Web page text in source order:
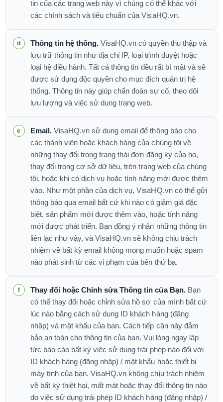
tin của các trang web này vì chúng có thể khác với
các chính sách và tiêu chuẩn của VisaHQ.vn.
Thông tin hệ thống. VisaHQ.vn có quyền thu thập và
lưu trữ thông tin như địa chỉ IP, loại trình duyệt hoặc
loại hệ điều hành. Tất cả thông tin đều rất bí mật và sẽ
được sử dụng độc quyền cho mục đích quản trị hệ
thống. Thông tin này giúp chẩn đoán sự cố, theo dõi
lưu lượng và việc sử dụng trang web.
Email. VisaHQ.vn sử dụng email để thông báo cho
các thành viên hoặc khách hàng của chúng tôi về
những thay đổi trong trạng thái đơn đăng ký của họ,
thay đổi trong cơ sở dữ liệu, trên trang web của chúng
tôi, hoặc khi có dịch vụ hoặc tính năng mới được thêm
vào. Như một phần của dịch vụ, VisaHQ.vn có thể gửi
thông báo qua email bất cứ khi nào có giảm giá đặc
biệt, sản phẩm mới được thêm vào, hoặc tính năng
mới được phát triển. Bạn đồng ý nhận những thông tin
liên lạc như vậy, và VisaHQ.vn sẽ không chịu trách
nhiệm về bất kỳ email không mong muốn hoặc spam
nào phát sinh từ các vi phạm của bên thứ ba.
Thay đổi hoặc Chỉnh sửa Thông tin của Bạn.Bạn
có thể thay đổi hoặc chỉnh sửa hồ sơ của mình bất cứ
lúc nào bằng cách sử dụng ID khách hàng (đăng
nhập) và mật khẩu của bạn. Cách tiếp cận này đảm
bảo an toàn cho thông tin của bạn. Vui lòng ngay lập
tức báo cáo bất kỳ việc sử dụng trái phép nào đối với
ID khách hàng (đăng nhập) / mật khẩu hoặc thiết bị
máy tính của bạn. VisaHQ.vn không chịu trách nhiệm
về bất kỳ thiệt hại, mất mát hoặc thay đổi thông tin nào
do việc sử dụng trái phép ID khách hàng (đăng nhập) /